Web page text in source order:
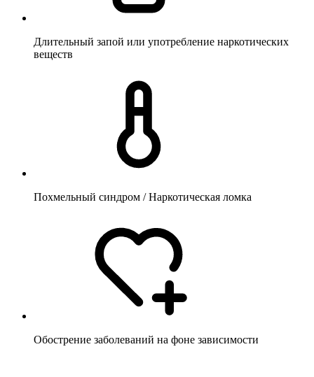
Длительный запой или употребление наркотических
веществ
Похмельный синдром / Наркотическая ломка
Обострение заболеваний на фоне зависимости